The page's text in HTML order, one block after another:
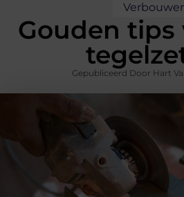
Gouden tips
Gepubliceerd Door Hart